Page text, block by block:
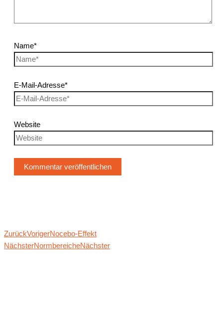
Name*
E-Mail-Adresse*
Website
ZurückVorigerNoce­bo-Effekt
NächsterNorm­be­rei­cheNächster